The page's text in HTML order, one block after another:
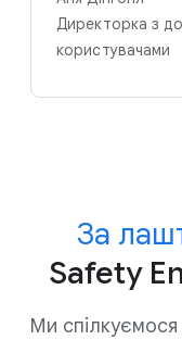
Директорка з
користувачами
За
Safety
Ми